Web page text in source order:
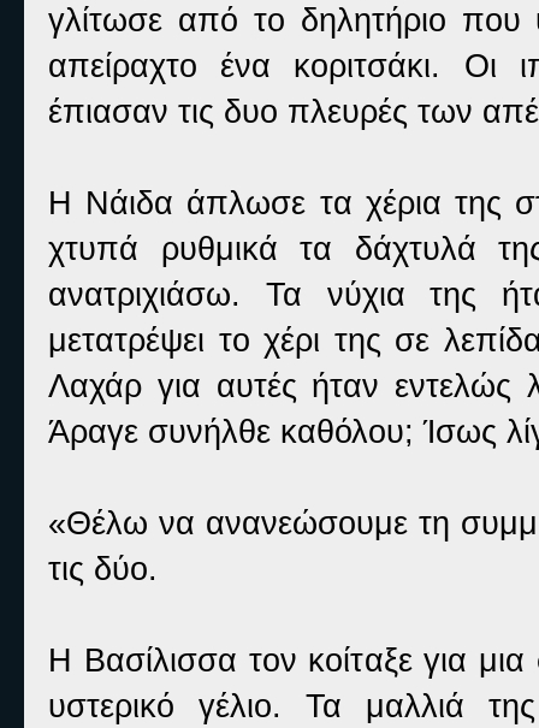
γλίτωσε από το δηλητήριο που
απείραχτο ένα κοριτσάκι.
έπιασαν τις δυο πλευρές των
Η Νάιδα άπλωσε τα χέρια της
χτυπά ρυθμικά τα δάχτυλά
ανατριχιάσω. Τα νύχια της
μετατρέψει το χέρι της σε
Λαχάρ για αυτές ήταν
Άραγε συνήλθε καθόλου; Ίσως
«Θέλω να ανανεώσουμε τη
τις δύο.
Η Βασίλισσα τον κοίταξε για
υστερικό γέλιο. Τα μαλλιά